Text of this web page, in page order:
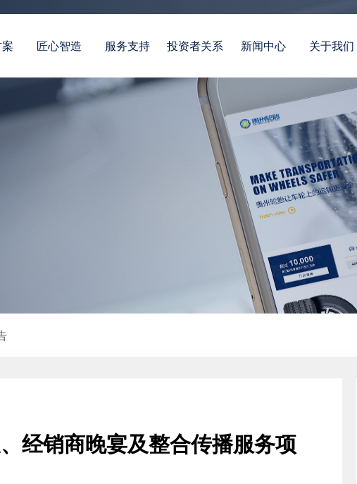
匠心智造 服务支持 投资者关系 新闻中心 关于我们
经销商晚宴及整合传播服务项